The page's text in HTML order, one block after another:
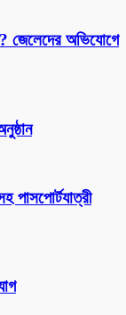
জেলেদের অভিযোগে
পাসপোর্টযাত্রী